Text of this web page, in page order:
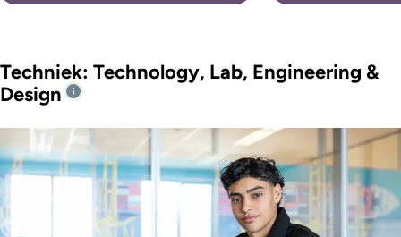
Techniek: Technology, Lab, Engineering &
Design